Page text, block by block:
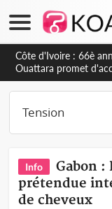
Côte d'Ivoire : À
ivoirien et veut s'en
de la Guinée
Info
Gabon
prétendue
de cheveux